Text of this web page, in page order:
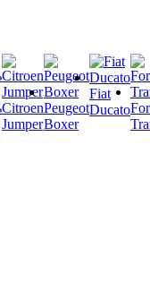
Citroen
Jumper
Peugeot
Boxer
Fiat
Ducato